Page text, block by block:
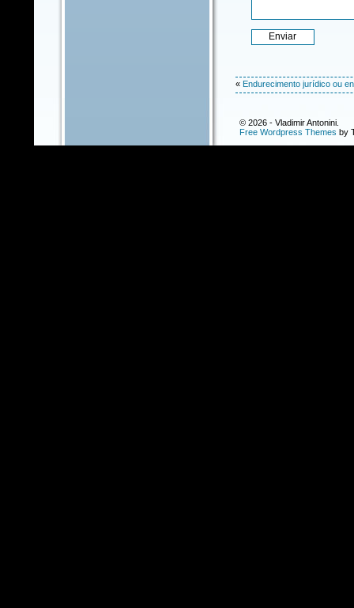
« Endurecimento jurídico ou
© 2026 - Vladimir Antonini.
Free Wordpress Themes by